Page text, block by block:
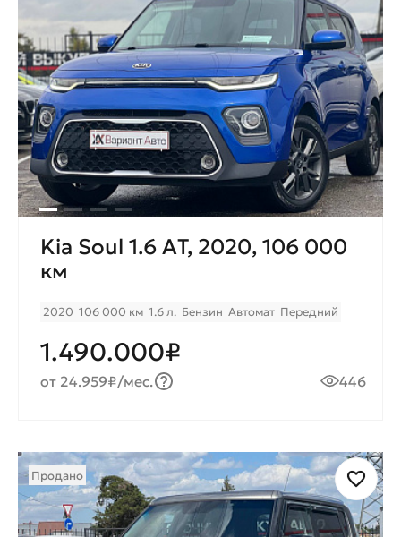
Kia Soul 1.6 AТ, 2020, 106 000
км
2020 106 000 км 1.6 л. Бензин Автомат Передний
1.490.000₽
от 24.959₽/мес. 446
Продано